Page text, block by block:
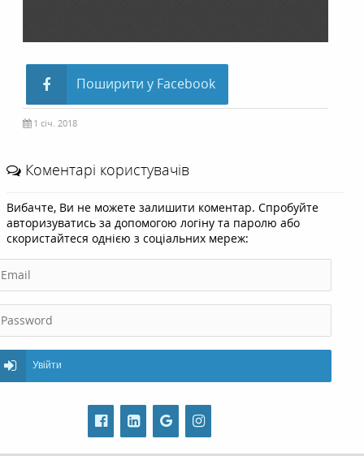
Поширити у Facebook
1 січ. 2018
Коментарі користувачів
Вибачте, Ви не можете залишити коментар. Спробуйте
авторизуватись за допомогою логіну та паролю або
скористайтеся однією з соціальних мереж:
Увійти